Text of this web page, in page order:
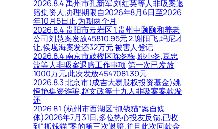
2026.8.4 禹州市孔新军,刘红英等人非吸案退
赔集资人,办理期限自2026年8月6日至2026
年10月5日止,为期两个月
2026.8.4 贵阳市云岩区 1.贵州中颐颐和养老
公司刘慧案发放45810.95元 2.谢阳飞,玛尼才
让,侯垅海案发还32万元 被害人登记
2026.8.4 南京市鼓楼区陈冬梅,姚小冬,豆忠
波等人非吸案退赔工作事项,第一次已发放
1000万元,此次发放4547081.39元
2026.8.3 北京市(成吉大易股权投资基金)姚
恒艳集资诈骗,赵文政等十九人非吸案案款发
还
2026.8.1 (杭州市西湖区“抓钱猫”案自媒
体)2026年7月31日,多位热心投友反馈,已收
到“抓钱猫”案的第三次退赔,并且此次回款金